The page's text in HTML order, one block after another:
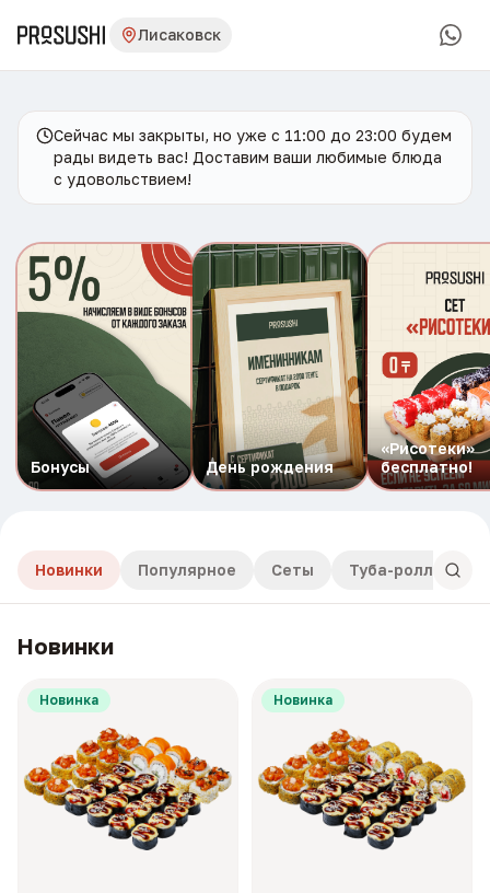
Лисаковск
Сейчас мы закрыты, но уже с 11:00 до 23:00 будем
рады видеть вас! Доставим ваши любимые блюда
с удовольствием!
Бонусы День рождения
«Рисотеки»
бесплатно!
Новинки Популярное Сеты Туба-роллы
Новинки
Новинка Новинка